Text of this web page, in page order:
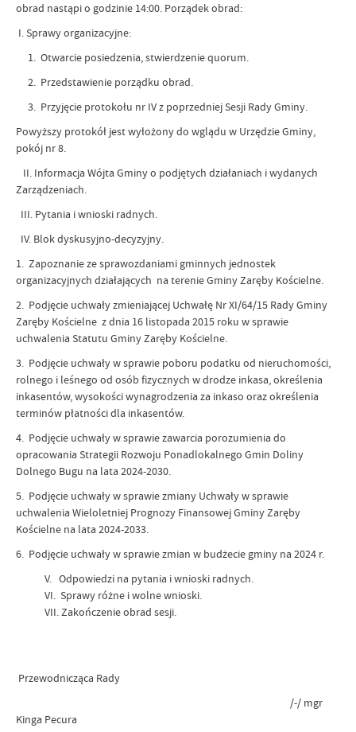
obrad nastąpi o godzinie 14:00. Porządek obrad:
I. Sprawy organizacyjne:
1. Otwarcie posiedzenia, stwierdzenie quorum.
2. Przedstawienie porządku obrad.
3. Przyjęcie protokołu nr IV z poprzedniej Sesji Rady Gminy.
Powyższy protokół jest wyłożony do wglądu w Urzędzie Gminy,
pokój nr 8.
II. Informacja Wójta Gminy o podjętych działaniach i wydanych
Zarządzeniach.
III. Pytania i wnioski radnych.
IV. Blok dyskusyjno-decyzyjny.
1. Zapoznanie ze sprawozdaniami gminnych jednostek
organizacyjnych działających na terenie Gminy Zaręby Kościelne.
2. Podjęcie uchwały zmieniającej Uchwałę Nr XI/64/15 Rady Gminy
Zaręby Kościelne z dnia 16 listopada 2015 roku w sprawie
uchwalenia Statutu Gminy Zaręby Kościelne.
3. Podjęcie uchwały w sprawie poboru podatku od nieruchomości,
rolnego i leśnego od osób fizycznych w drodze inkasa, określenia
inkasentów, wysokości wynagrodzenia za inkaso oraz określenia
terminów płatności dla inkasentów.
4. Podjęcie uchwały w sprawie zawarcia porozumienia do
opracowania Strategii Rozwoju Ponadlokalnego Gmin Doliny
Dolnego Bugu na lata 2024-2030.
5. Podjęcie uchwały w sprawie zmiany Uchwały w sprawie
uchwalenia Wieloletniej Prognozy Finansowej Gminy Zaręby
Kościelne na lata 2024-2033.
6. Podjęcie uchwały w sprawie zmian w budżecie gminy na 2024 r.
V. Odpowiedzi na pytania i wnioski radnych.
VI. Sprawy różne i wolne wnioski.
VII. Zakończenie obrad sesji.
Przewodnicząca Rady
/-/ mgr
Kinga Pecura